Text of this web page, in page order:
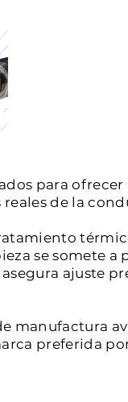
para
de la
se somete a
ajuste
manufactura
preferida